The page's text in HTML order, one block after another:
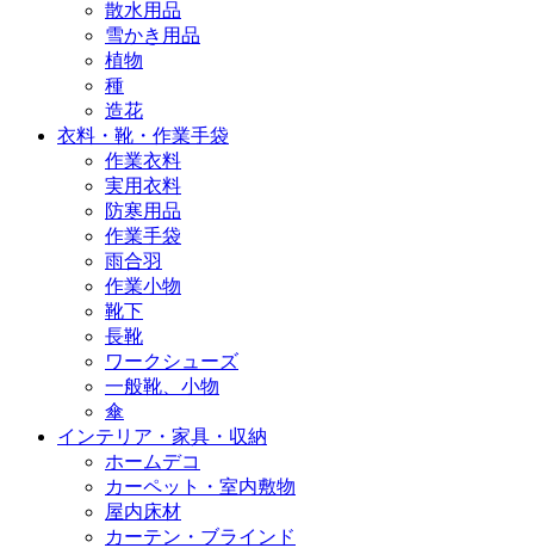
散水用品
雪かき用品
植物
種
造花
衣料・靴・作業手袋
作業衣料
実用衣料
防寒用品
作業手袋
雨合羽
作業小物
靴下
長靴
ワークシューズ
一般靴、小物
傘
インテリア・家具・収納
ホームデコ
カーペット・室内敷物
屋内床材
カーテン・ブラインド